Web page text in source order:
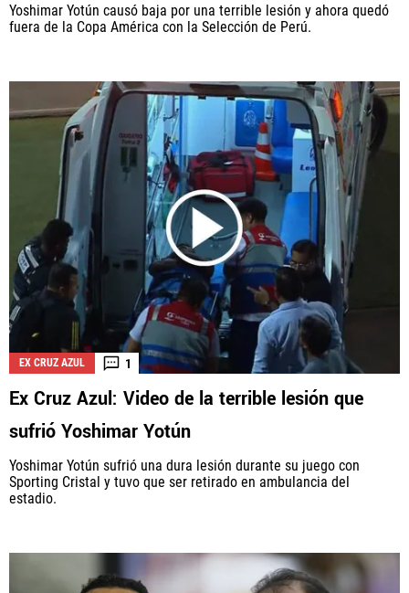
Yoshimar Yotún causó baja por una terrible lesión y ahora quedó
fuera de la Copa América con la Selección de Perú.
EX CRUZ AZUL 1
Ex Cruz Azul: Video de la terrible lesión que
sufrió Yoshimar Yotún
Yoshimar Yotún sufrió una dura lesión durante su juego con
Sporting Cristal y tuvo que ser retirado en ambulancia del
estadio.